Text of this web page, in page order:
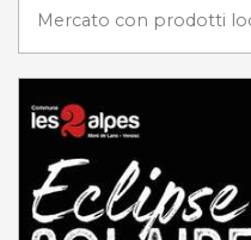
Mercato con prodotti